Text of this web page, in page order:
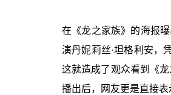
在《龙之家族》的海报
演丹妮莉丝·坦格利安，
这就造成了观众看到《
播出后，网友更是直接表